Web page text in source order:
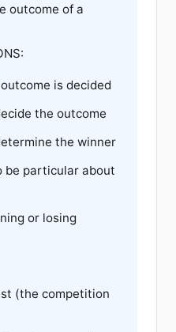
outcome of a
is decided
the outcome
the winner
be particular about
or losing
(the competition